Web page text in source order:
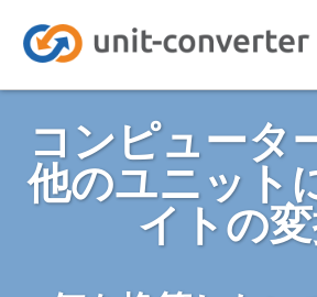
コンピュータ
他のユニット
イトの